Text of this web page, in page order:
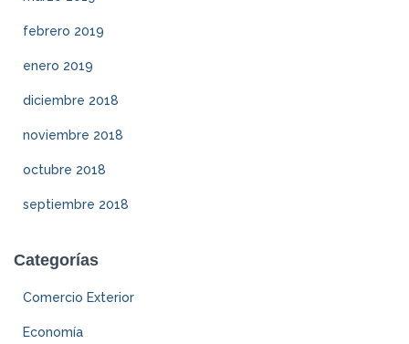
febrero 2019
enero 2019
diciembre 2018
noviembre 2018
octubre 2018
septiembre 2018
Categorías
Comercio Exterior
Economía